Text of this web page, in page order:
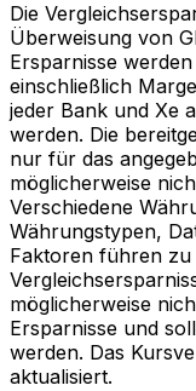
Die
Überweisung von
Ersparnisse
einschließlich
jeder Bank und Xe
werden. Die
nur für das
möglicherweise
Verschiedene
Währungstypen,
Faktoren führen
möglicherweise
Ersparnisse und
werden. Das
aktualisiert.